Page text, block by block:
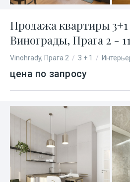
Продажа квартиры 3+1
Винограды, Прага 2 -
Vinohrady, Прага 2 / 3 + 1 /
цена по запросу